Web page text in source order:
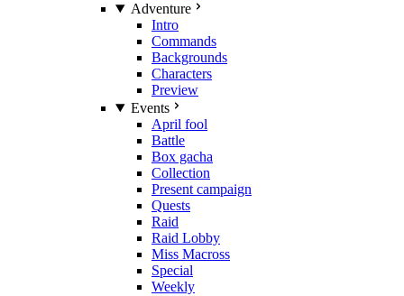
Adventure
Intro
Commands
Backgrounds
Characters
Preview
Events
April fool
Battle
Box gacha
Collection
Present campaign
Quests
Raid
Raid Lobby
Miss Macross
Special
Weekly